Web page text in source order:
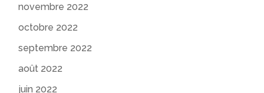
novembre 2022
octobre 2022
septembre 2022
août 2022
juin 2022